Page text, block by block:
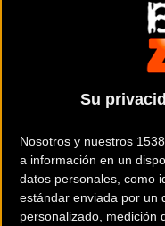
Su
Nosotros y nuestros 1538
a información en un
datos personales, como
estándar enviada por un
personalizado, medición
Una nueva edición de la
bike-maraton más
Marathon Cup 2018
podio y luchan cada metro
pasar un día de auténtico
experimentada, rodeados
su misma pasión.